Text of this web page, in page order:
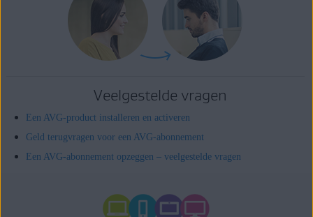
Veelgestelde vragen
Een AVG-product installeren en activeren
Geld terugvragen voor een AVG-abonnement
Een AVG-abonnement opzeggen – veelgestelde vragen